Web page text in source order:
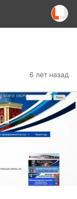
6 лет назад